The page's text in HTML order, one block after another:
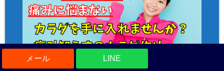
LINE
ugins/sns-c